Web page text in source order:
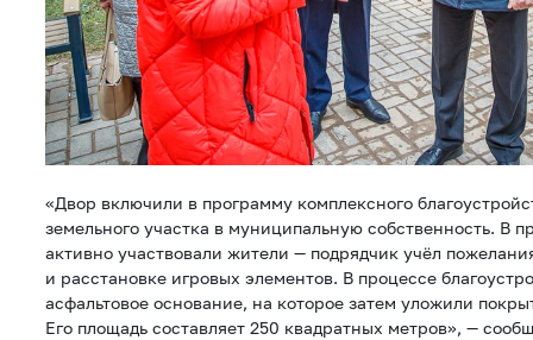
«Двор включили в программу комплексного
земельного участка в муниципальную собственность. В
активно участвовали жители — подрядчик учёл
и расстановке игровых элементов. В процессе
асфальтовое основание, на которое затем уложили
Его площадь составляет 250 квадратных метров», —